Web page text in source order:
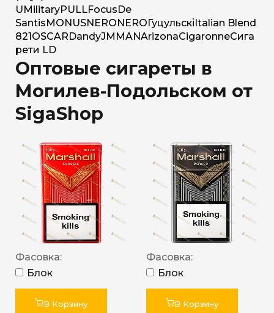
U MilitaryPULLFocus De
Santis MONUSNERO NERO Гуцульскі Italian Blend
821 OSCAR DandyJM MANArizonaCigaronneСига
рети LD
Оптовые сигареты в
Могилев-Подольском от
SigaShop
Фасовка:
Блок
В Корзину
Фасовка:
Блок
В Корзину